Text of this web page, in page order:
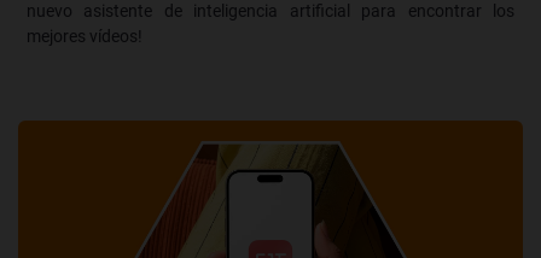
nuevo asistente de inteligencia artificial para encontrar los
mejores vídeos!